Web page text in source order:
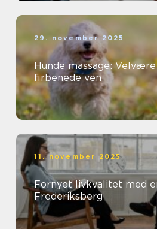
29. november 2025
Hunde massage:
firbenede ven
11. november 2025
Fornyet livkvalitet med
Frederiksberg